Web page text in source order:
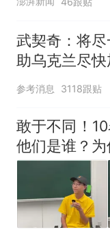
武契奇：将
助乌克兰尽
参考消息 3118跟贴
敢于不同！
他们是谁？为